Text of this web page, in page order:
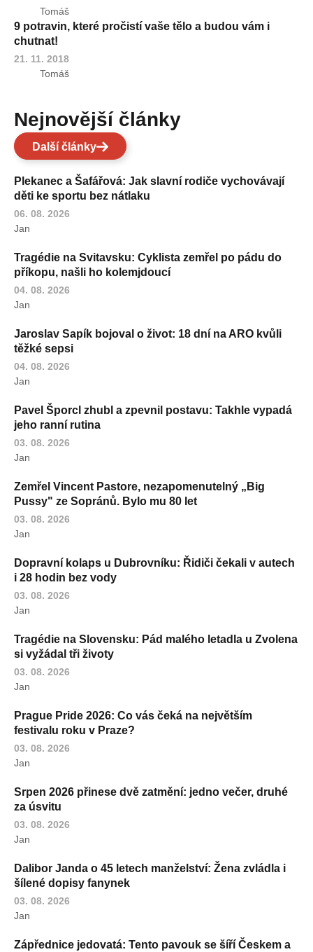
Tomáš
9 potravin, které pročistí vaše tělo a budou vám i
chutnat!
21. 11. 2018
Tomáš
Nejnovější články
Další články
Plekanec a Šafářová: Jak slavní rodiče vychovávají
děti ke sportu bez nátlaku
06. 08. 2026
Jan
Tragédie na Svitavsku: Cyklista zemřel po pádu do
příkopu, našli ho kolemjdoucí
04. 08. 2026
Jan
Jaroslav Sapík bojoval o život: 18 dní na ARO kvůli
těžké sepsi
04. 08. 2026
Jan
Pavel Šporcl zhubl a zpevnil postavu: Takhle vypadá
jeho ranní rutina
03. 08. 2026
Jan
Zemřel Vincent Pastore, nezapomenutelný „Big
Pussy" ze Sopránů. Bylo mu 80 let
03. 08. 2026
Jan
Dopravní kolaps u Dubrovníku: Řidiči čekali v autech
i 28 hodin bez vody
03. 08. 2026
Jan
Tragédie na Slovensku: Pád malého letadla u Zvolena
si vyžádal tři životy
03. 08. 2026
Jan
Prague Pride 2026: Co vás čeká na největším
festivalu roku v Praze?
03. 08. 2026
Jan
Srpen 2026 přinese dvě zatmění: jedno večer, druhé
za úsvitu
03. 08. 2026
Jan
Dalibor Janda o 45 letech manželství: Žena zvládla i
šílené dopisy fanynek
03. 08. 2026
Jan
Zápřednice jedovatá: Tento pavouk se šíří Českem a